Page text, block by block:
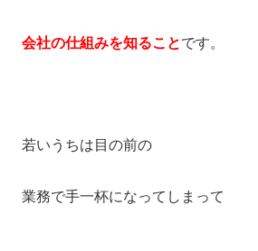
会社の仕組みを知ることです。
若いうちは目の前の
業務で手一杯になってしまって